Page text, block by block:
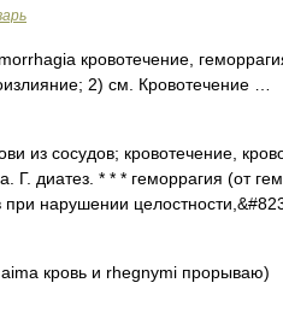
кровотечение,
2) см. Кровотечение …
из сосудов; кровотечение,
Г. диатез. * * * геморрагия (от
нарушении
кровь и rhegnymi